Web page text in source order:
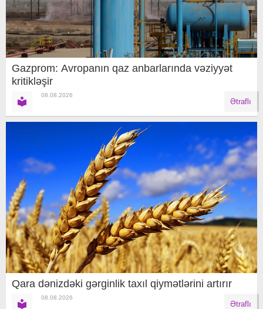
Gazprom: Avropanın qaz anbarlarında vəziyyət
kritikləşir
08.08.2026
Ətraflı
Qara dənizdəki gərginlik taxıl qiymətlərini artırır
08.08.2026
Ətraflı